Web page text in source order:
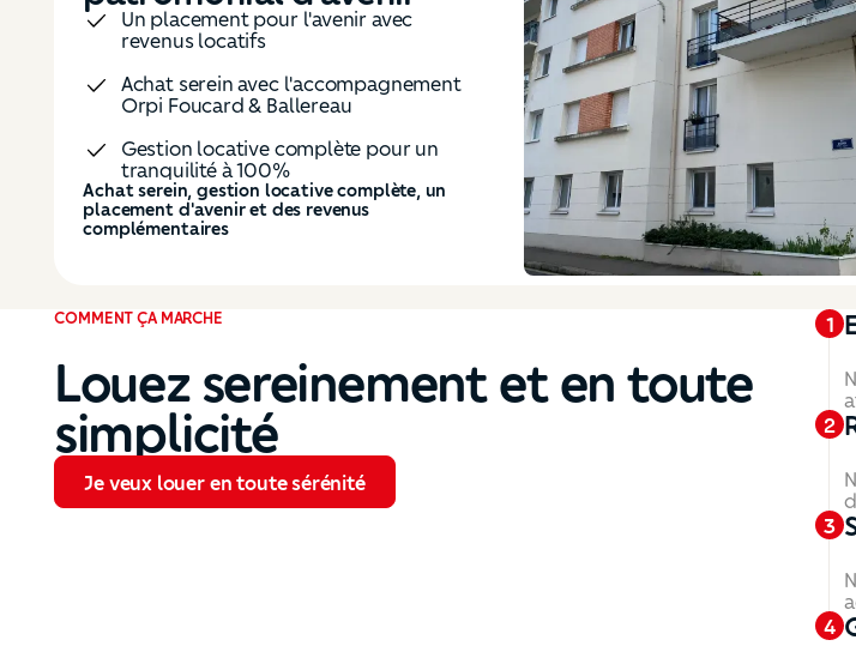
Une valorisation de +25% de son
placement en 14 ans
Aucune intervention du propriétaire
avec la gestion Orpi
Des revenus constants, une gestion permanente
par Orpi et +25% de son placement
COMMENT ÇA MARCHE
Louez sereinement et en toute
simplicité
Je veux louer en toute sérénité
Je veux louer en toute sérénité
1
2
3
4